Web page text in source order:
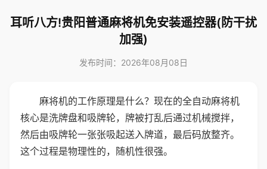
耳听八方!贵阳普通麻将机免安装遥控器(防干扰
加强)
发布时间：2026年08月08日
麻将机的工作原理是什么？现在的全自动麻将机
核心是洗牌盘和吸牌轮，牌被打乱后通过机械搅拌，
然后由吸牌轮一张张吸起送入牌道，最后码放整齐。
这个过程是物理性的，随机性很强。